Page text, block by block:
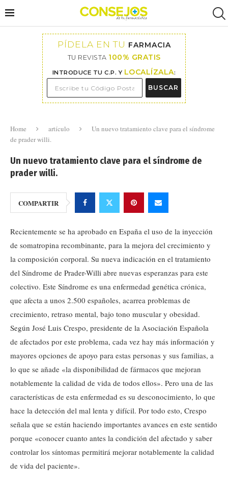
PÍDELA EN TU FARMACIA
TU REVISTA 100% GRATIS
INTRODUCE TU C.P. Y LOCALÍZALA:
BUSCAR
Home artículo
Un nuevo tratamiento clave para el síndrome
de prader willi.
Un nuevo tratamiento clave para el síndrome de
prader willi.
COMPARTIR
Recientemente se ha aprobado en España el uso de la inyección
de somatropina recombinante, para la mejora del crecimiento y
la composición corporal. Su nueva indicación en el tratamiento
del Síndrome de Prader-Willi abre nuevas esperanzas para este
colectivo. Este Síndrome es una enfermedad genética crónica,
que afecta a unos 2.500 españoles, acarrea problemas de
crecimiento, retraso mental, bajo tono muscular y obesidad.
Según José Luis Crespo, presidente de la Asociación Española
de afectados por este problema, cada vez hay más información y
mayores opciones de apoyo para estas personas y sus familias, a
lo que se añade «la disponibilidad de fármacos que mejoran
notablemente la calidad de vida de todos ellos». Pero una de las
características de esta enfermedad es su desconocimiento, lo que
hace la detección del mal lenta y difícil. Por todo esto, Crespo
señala que se están haciendo importantes avances en este sentido
porque «conocer cuanto antes la condición del afectado y saber
controlar los síntomas permitirá mejorar notablemente la calidad
de vida del paciente».